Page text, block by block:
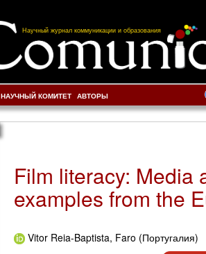
Научный журнал коммуникации и образования
НАУЧНЫЙ КОМИТЕТ АВТОРЫ
Film literacy: Media
examples from the
Vitor Reia-Baptista, Faro (Португалия)